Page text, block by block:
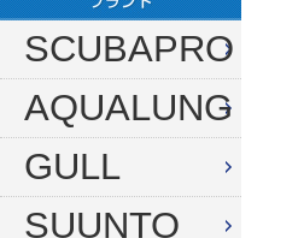
ストリンガー
ラインワインダー
手モリ・パラライザー
手モリアクセサリー
スカリ・網
その他
タンク（4・8・10L）
タンク（12・14L）
タンク（250気圧）
タンク（300気圧）
マスク
SCUBAPRO
AQUALUNG
GULL
SUUNTO